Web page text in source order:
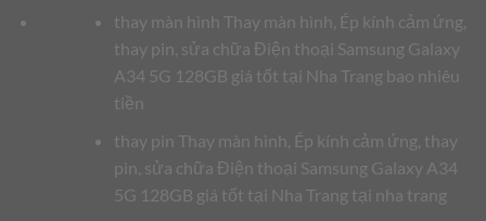
thay màn hình Thay màn hình, Ép kính cảm ứng,
thay pin, sửa chữa Điện thoại Samsung Galaxy
A34 5G 128GB giá tốt tại Nha Trang bao nhiêu
tiền
thay pin Thay màn hình, Ép kính cảm ứng, thay
pin, sửa chữa Điện thoại Samsung Galaxy A34
5G 128GB giá tốt tại Nha Trang tại nha trang